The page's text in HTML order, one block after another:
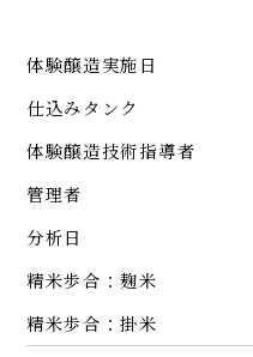
体験醸造実施日
仕込みタンク
体験醸造技術指導者
管理者
分析日
精米歩合：麹米
精米歩合：掛米